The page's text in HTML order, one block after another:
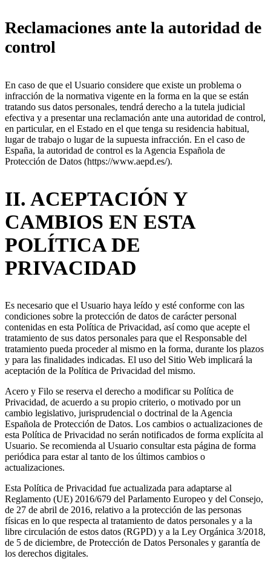
Reclamaciones ante la autoridad de
control
En caso de que el Usuario considere que existe un problema o
infracción de la normativa vigente en la forma en la que se están
tratando sus datos personales, tendrá derecho a la tutela judicial
efectiva y a presentar una reclamación ante una autoridad de control,
en particular, en el Estado en el que tenga su residencia habitual,
lugar de trabajo o lugar de la supuesta infracción. En el caso de
España, la autoridad de control es la Agencia Española de
Protección de Datos (https://www.aepd.es/).
II. ACEPTACIÓN Y
CAMBIOS EN ESTA
POLÍTICA DE
PRIVACIDAD
Es necesario que el Usuario haya leído y esté conforme con las
condiciones sobre la protección de datos de carácter personal
contenidas en esta Política de Privacidad, así como que acepte el
tratamiento de sus datos personales para que el Responsable del
tratamiento pueda proceder al mismo en la forma, durante los plazos
y para las finalidades indicadas. El uso del Sitio Web implicará la
aceptación de la Política de Privacidad del mismo.
Acero y Filo se reserva el derecho a modificar su Política de
Privacidad, de acuerdo a su propio criterio, o motivado por un
cambio legislativo, jurisprudencial o doctrinal de la Agencia
Española de Protección de Datos. Los cambios o actualizaciones de
esta Política de Privacidad no serán notificados de forma explícita al
Usuario. Se recomienda al Usuario consultar esta página de forma
periódica para estar al tanto de los últimos cambios o
actualizaciones.
Esta Política de Privacidad fue actualizada para adaptarse al
Reglamento (UE) 2016/679 del Parlamento Europeo y del Consejo,
de 27 de abril de 2016, relativo a la protección de las personas
físicas en lo que respecta al tratamiento de datos personales y a la
libre circulación de estos datos (RGPD) y a la Ley Orgánica 3/2018,
de 5 de diciembre, de Protección de Datos Personales y garantía de
los derechos digitales.